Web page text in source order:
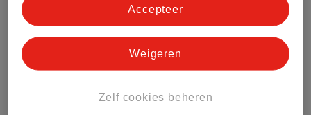
Kruidvat is een gecertificeerd drogist. Dit betekent dat je
Zelf cookies beheren
Weigeren
Accepteer